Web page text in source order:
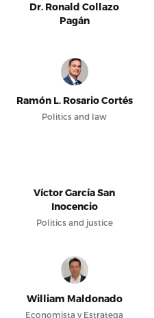
Dr. Ronald Collazo
Pagán
Ramón L. Rosario Cortés
Politics and law
Víctor García San
Inocencio
Politics and justice
William Maldonado
Economista y Estratega